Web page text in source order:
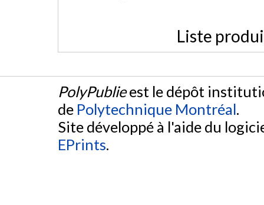
Liste
PolyPublieest le dépôt
de Polytechnique Montréal.
Site développé à l'aide du
EPrints.